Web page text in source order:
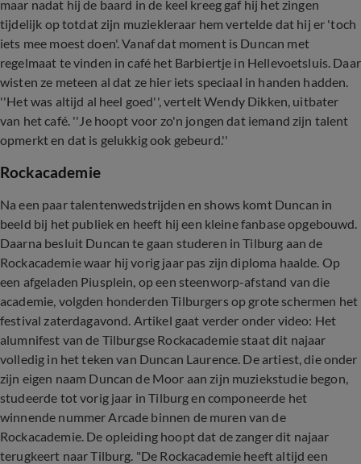
maar nadat hij de baard in de keel kreeg gaf hij het zingen
tijdelijk op totdat zijn muziekleraar hem vertelde dat hij er 'toch
iets mee moest doen'. Vanaf dat moment is Duncan met
regelmaat te vinden in café het Barbiertje in Hellevoetsluis. Daar
wisten ze meteen al dat ze hier iets speciaal in handen hadden.
''Het was altijd al heel goed'', vertelt Wendy Dikken, uitbater
van het café. ''Je hoopt voor zo'n jongen dat iemand zijn talent
opmerkt en dat is gelukkig ook gebeurd.''
Rockacademie
Na een paar talentenwedstrijden en shows komt Duncan in
beeld bij het publiek en heeft hij een kleine fanbase opgebouwd.
Daarna besluit Duncan te gaan studeren in Tilburg aan de
Rockacademie waar hij vorig jaar pas zijn diploma haalde. Op
een afgeladen Piusplein, op een steenworp-afstand van die
academie, volgden honderden Tilburgers op grote schermen het
festival zaterdagavond. Artikel gaat verder onder video: Het
alumnifest van de Tilburgse Rockacademie staat dit najaar
volledig in het teken van Duncan Laurence. De artiest, die onder
zijn eigen naam Duncan de Moor aan zijn muziekstudie begon,
studeerde tot vorig jaar in Tilburg en componeerde het
winnende nummer Arcade binnen de muren van de
Rockacademie. De opleiding hoopt dat de zanger dit najaar
terugkeert naar Tilburg. "De Rockacademie heeft altijd een